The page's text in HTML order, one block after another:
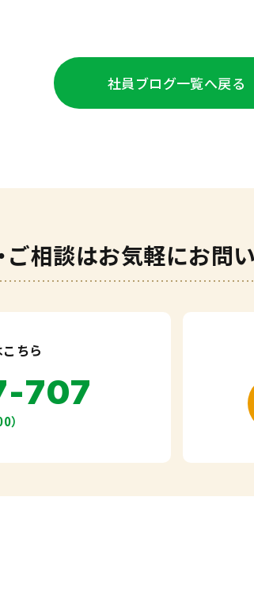
社員ブログ一覧へ戻る
ご相談はお気軽にお問
ちら
707
）